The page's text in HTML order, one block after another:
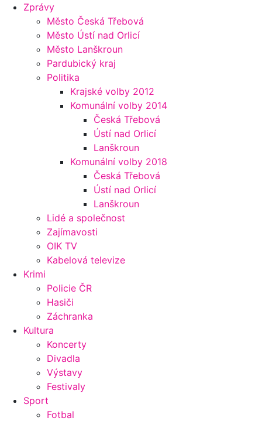
Zprávy
Město Česká Třebová
Město Ústí nad Orlicí
Město Lanškroun
Pardubický kraj
Politika
Krajské volby 2012
Komunální volby 2014
Česká Třebová
Ústí nad Orlicí
Lanškroun
Komunální volby 2018
Česká Třebová
Ústí nad Orlicí
Lanškroun
Lidé a společnost
Zajímavosti
OIK TV
Kabelová televize
Krimi
Policie ČR
Hasiči
Záchranka
Kultura
Koncerty
Divadla
Výstavy
Festivaly
Sport
Fotbal